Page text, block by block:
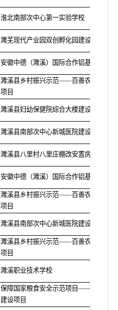
淮北南部次中心第一实验学校
濉芜现代产业园双创孵化园建设项目
安徽中德（濉溪）国际合作铝基产业园
濉溪县乡村振兴示范——百善农业示范园
项目
濉溪县妇幼保健院综合大楼建设项目
濉溪县南部次中心新城医院建设项目
濉溪县八里村八里庄棚改安置房项目
安徽中德（濉溪）国际合作铝基产业园
濉溪县乡村振兴示范——百善农业示范园
项目
濉溪县南部次中心新城医院建设项目
濉溪县乡村振兴示范——百善农业示范园
项目
濉溪职业技术学校
保障国家粮食安全示范项目——濉溪县农
建设项目